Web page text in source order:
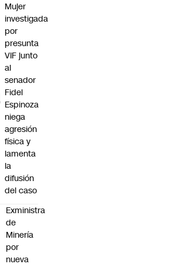
Mujer
investigada
por
presunta
VIF junto
al
senador
Fidel
Espinoza
niega
agresión
física y
lamenta
la
difusión
del caso
Exministra
de
Minería
por
nueva